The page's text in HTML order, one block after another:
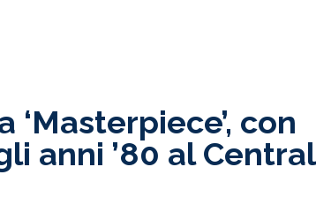
‘Masterpiece’, con
anni ’80 al Central